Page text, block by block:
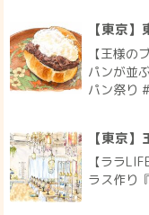
【東京
【王様の
パンが並
パン祭り
【東京
【ララ
ラス作り